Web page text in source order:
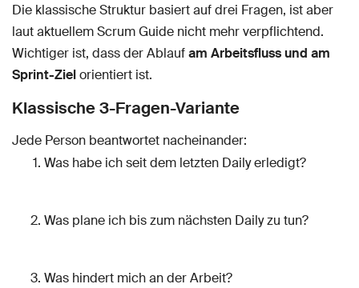
Die klassische Struktur basiert auf drei Fragen, ist aber
laut aktuellem Scrum Guide nicht mehr verpflichtend.
Wichtiger ist, dass der Ablaufam Arbeitsfluss und am
Sprint-Zielorientiert ist.
Klassische 3-Fragen-Variante
Jede Person beantwortet nacheinander:
Was habe ich seit dem letzten Daily erledigt?
Was plane ich bis zum nächsten Daily zu tun?
Was hindert mich an der Arbeit?